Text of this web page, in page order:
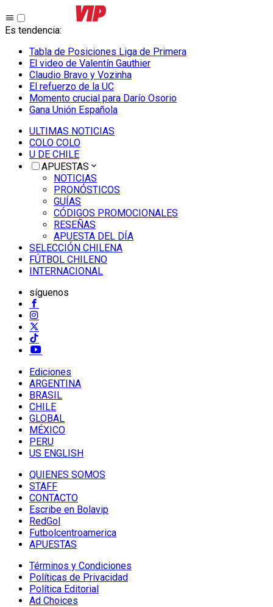
Es tendencia:
Tabla de Posiciones Liga de Primera
El video de Valentín Gauthier
Claudio Bravo y Vozinha
El refuerzo de la UC
Momento crucial para Darío Osorio
Gana Unión Española
ULTIMAS NOTICIAS
COLO COLO
U DE CHILE
APUESTAS
NOTICIAS
PRONÓSTICOS
GUÍAS
CÓDIGOS PROMOCIONALES
RESEÑAS
APUESTA DEL DÍA
SELECCIÓN CHILENA
FÚTBOL CHILENO
INTERNACIONAL
síguenos
Ediciones
ARGENTINA
BRASIL
CHILE
GLOBAL
MÉXICO
PERU
US ENGLISH
QUIENES SOMOS
STAFF
CONTACTO
Escribe en Bolavip
RedGol
Futbolcentroamerica
APUESTAS
Términos y Condiciones
Políticas de Privacidad
Política Editorial
Ad Choices